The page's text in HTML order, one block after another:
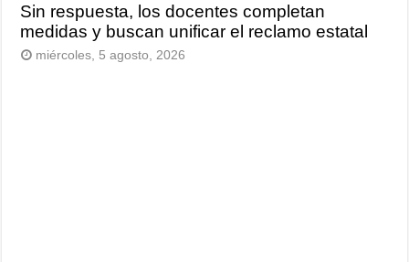
Sin respuesta, los docentes completan
medidas y buscan unificar el reclamo estatal
miércoles, 5 agosto, 2026